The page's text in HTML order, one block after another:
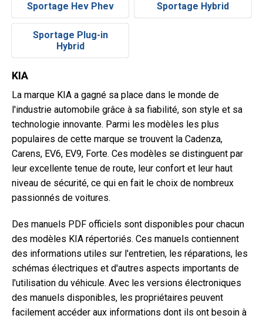
Sportage Hev Phev Sportage Hybrid
Sportage Plug-in
Hybrid
KIA
La marque KIA a gagné sa place dans le monde de
l'industrie automobile grâce à sa fiabilité, son style et sa
technologie innovante. Parmi les modèles les plus
populaires de cette marque se trouvent la Cadenza,
Carens, EV6, EV9, Forte. Ces modèles se distinguent par
leur excellente tenue de route, leur confort et leur haut
niveau de sécurité, ce qui en fait le choix de nombreux
passionnés de voitures.
Des manuels PDF officiels sont disponibles pour chacun
des modèles KIA répertoriés. Ces manuels contiennent
des informations utiles sur l'entretien, les réparations, les
schémas électriques et d'autres aspects importants de
l'utilisation du véhicule. Avec les versions électroniques
des manuels disponibles, les propriétaires peuvent
facilement accéder aux informations dont ils ont besoin à